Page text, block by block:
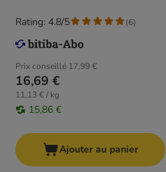
Prix conseillé 17,99 €
16,69 €
11,13 € / kg
15,86 €
Rating: 4.8/5 (6)
Ajouter au panier